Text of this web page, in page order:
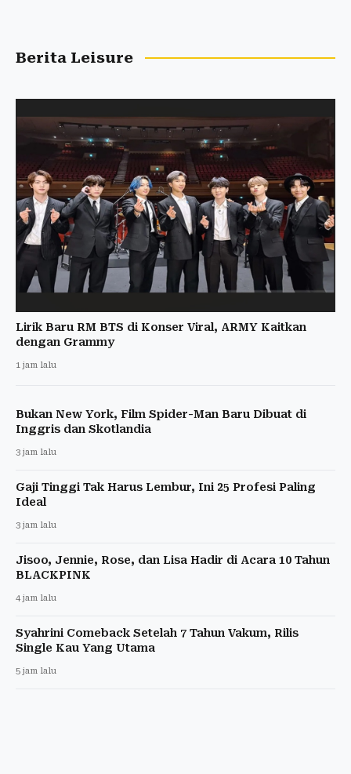
Berita Leisure
Lirik Baru RM BTS di Konser Viral, ARMY Kaitkan
dengan Grammy
1 jam lalu
Bukan New York, Film Spider-Man Baru Dibuat di
Inggris dan Skotlandia
3 jam lalu
Gaji Tinggi Tak Harus Lembur, Ini 25 Profesi Paling
Ideal
3 jam lalu
Jisoo, Jennie, Rose, dan Lisa Hadir di Acara 10 Tahun
BLACKPINK
4 jam lalu
Syahrini Comeback Setelah 7 Tahun Vakum, Rilis
Single Kau Yang Utama
5 jam lalu